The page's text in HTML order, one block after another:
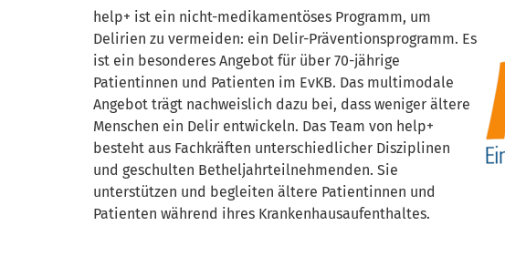
help+ ist ein nicht-medikamentöses Programm, um
Delirien zu vermeiden: ein Delir-Präventionsprogramm. Es
ist ein besonderes Angebot für über 70-jährige
Patientinnen und Patienten im EvKB. Das multimodale
Angebot trägt nachweislich dazu bei, dass weniger ältere
Menschen ein Delir entwickeln. Das Team von help+
besteht aus Fachkräften unterschiedlicher Disziplinen
und geschulten Betheljahrteilnehmenden. Sie
unterstützen und begleiten ältere Patientinnen und
Patienten während ihres Krankenhausaufenthaltes.